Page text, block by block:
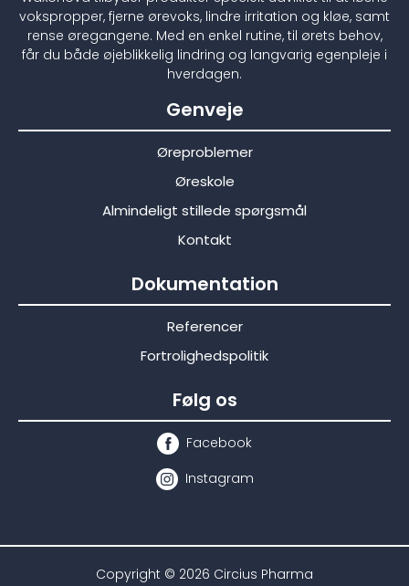
vokspropper, fjerne ørevoks, lindre irritation og kløe, samt
rense øregangene. Med en enkel rutine, til ørets behov,
får du både øjeblikkelig lindring og langvarig egenpleje i
hverdagen.
Genveje
Øreproblemer
Øreskole
Almindeligt stillede spørgsmål
Kontakt
Dokumentation
Referencer
Fortrolighedspolitik
Følg os
Facebook
Instagram
Copyright © 2026 Circius Pharma